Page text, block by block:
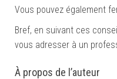
Vous pouvez également
Bref, en suivant ces
vous adresser à un
À propos de l’auteur